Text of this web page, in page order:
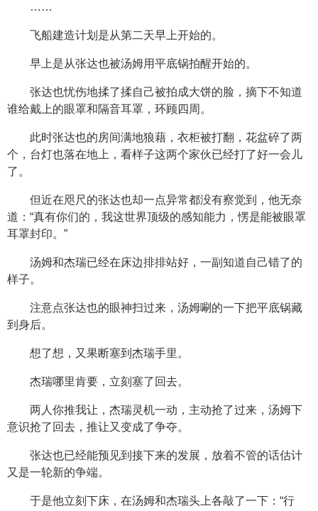
……
飞船建造计划是从第二天早上开始的。
早上是从张达也被汤姆用平底锅拍醒开始的。
张达也忧伤地揉了揉自己被拍成大饼的脸，摘下不知道
谁给戴上的眼罩和隔音耳罩，环顾四周。
此时张达也的房间满地狼藉，衣柜被打翻，花盆碎了两
个，台灯也落在地上，看样子这两个家伙已经打了好一会儿
了。
但近在咫尺的张达也却一点异常都没有察觉到，他无奈
道：“真有你们的，我这世界顶级的感知能力，愣是能被眼罩
耳罩封印。”
汤姆和杰瑞已经在床边排排站好，一副知道自己错了的
样子。
注意点张达也的眼神扫过来，汤姆唰的一下把平底锅藏
到身后。
想了想，又果断塞到杰瑞手里。
杰瑞哪里肯要，立刻塞了回去。
两人你推我让，杰瑞灵机一动，主动抢了过来，汤姆下
意识抢了回去，推让又变成了争夺。
张达也已经能预见到接下来的发展，放着不管的话估计
又是一轮新的争端。
于是他立刻下床，在汤姆和杰瑞头上各敲了一下：“行